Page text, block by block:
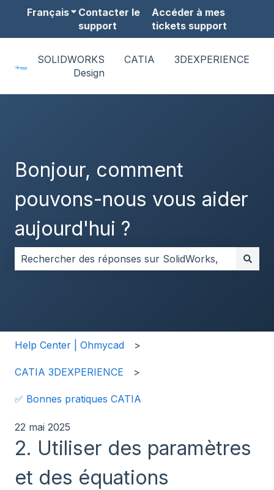
FrançaisAfficher le sous-menu pour les
Contacter le
support
Accéder à mes
tickets support
SOLIDWORKS
Design
CATIA 3DEXPERIENCE
Bonjour, comment
pouvons-nous vous aider
aujourd'hui ?
Help Center | Ohmycad
CATIA 3DEXPERIENCE
✅ Bonnes pratiques CATIA
22 mai 2025
2. Utiliser des paramètres
et des équations